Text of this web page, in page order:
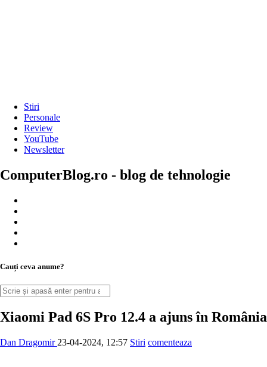
Stiri
Personale
Review
YouTube
Newsletter
ComputerBlog.ro - blog de tehnologie
Cauți ceva anume?
Xiaomi Pad 6S Pro 12.4 a ajuns în România
Dan Dragomir 23-04-2024, 12:57 Stiri comenteaza